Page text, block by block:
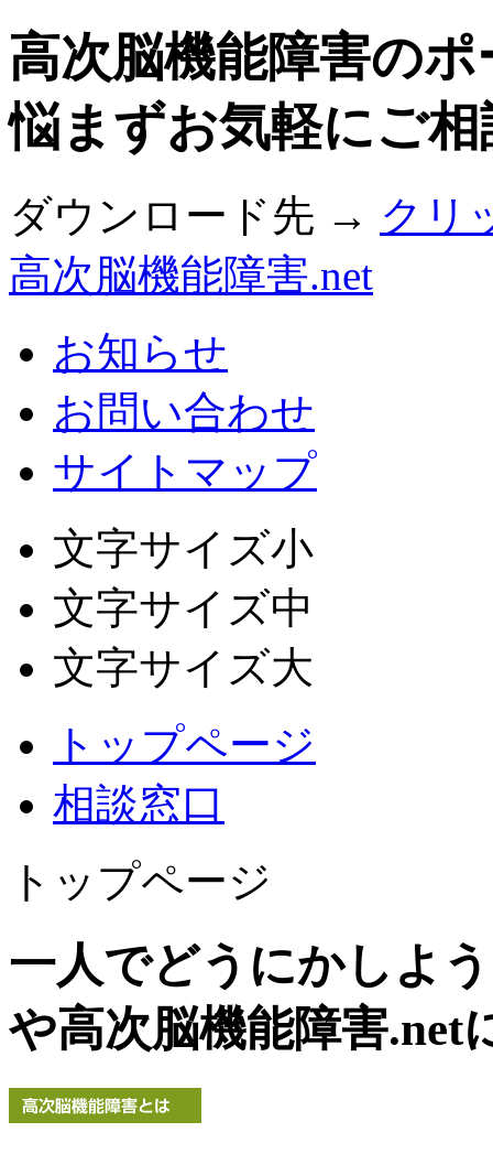
高次脳機能障害の
悩まずお気軽にご
ダウンロード先 → クリ
高次脳機能障害.net
お知らせ
お問い合わせ
サイトマップ
文字サイズ小
文字サイズ中
文字サイズ大
トップページ
相談窓口
トップページ
一人でどうにかしよ
や高次脳機能障害.net